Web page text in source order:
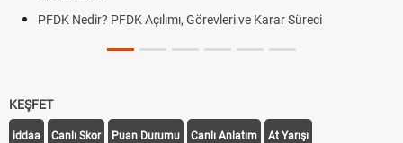
ve Karar Süreci
DGS Sonuçları Ne Zaman
KEŞFET